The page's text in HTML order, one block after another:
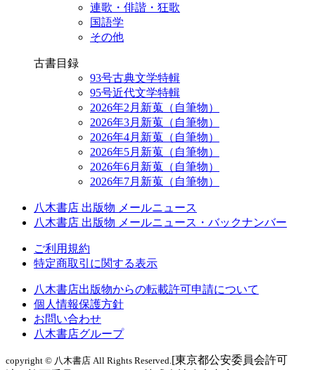
連歌・俳諧・狂歌
国語学
その他
古書目録
93号古典文学特輯
95号近代文学特輯
2026年2月新蒐（自筆物）
2026年3月新蒐（自筆物）
2026年4月新蒐（自筆物）
2026年5月新蒐（自筆物）
2026年6月新蒐（自筆物）
2026年7月新蒐（自筆物）
八木書店 出版物 メールニュース
八木書店 出版物 メールニュース・バックナンバー
ご利用規約
特定商取引に関する表示
八木書店出版物からの転載許可申請について
個人情報保護方針
お問い合わせ
八木書店グループ
copyright © 八木書店 All Rights Reserved.[東京都公安委員会許可